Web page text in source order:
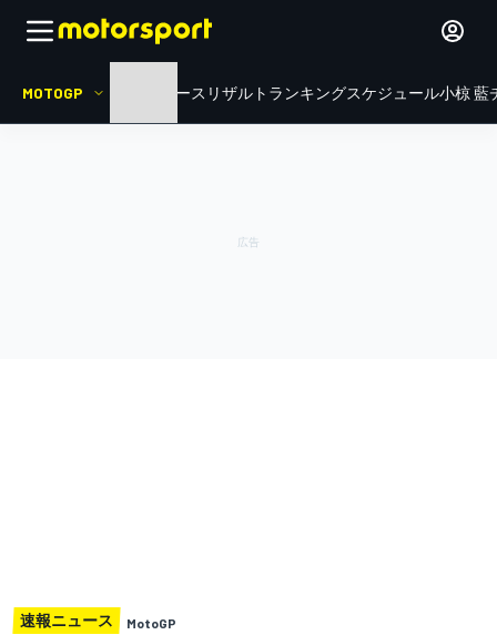
MOTOGP ニュース リザルト ランキングスケジュール小椋 藍
速報ニュース MotoGP